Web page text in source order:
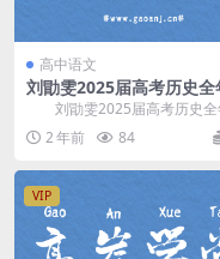
高中语文
刘勖雯2025届高考历史全
轮课程(2024新高三)
刘勖雯2025届高考历史全
轮课程，开课时间：2024年暑
秋季。一轮课...
2 年前 84
VIP